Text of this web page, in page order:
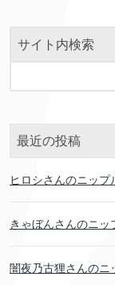
サイト内検索
最近の投稿
ヒロシさんのニップ
きゃぼんさんのニッ
闇夜乃古狸さんのニ